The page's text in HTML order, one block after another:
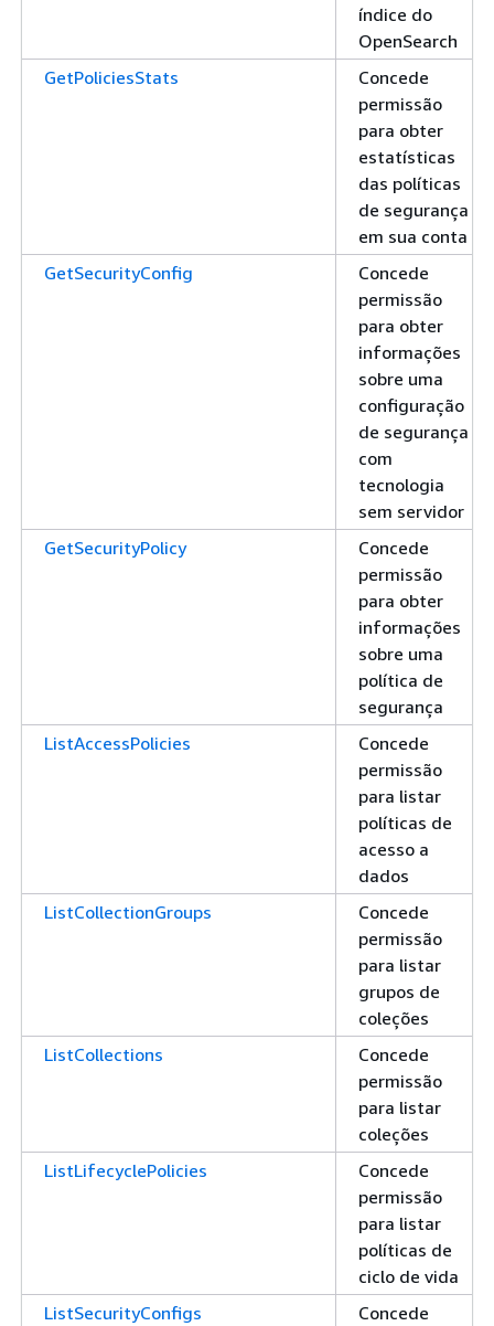
índice do
OpenSearch
GetPoliciesStats
Concede
permissão
para obter
estatísticas
das políticas
de segurança
em sua conta
GetSecurityConfig
Concede
permissão
para obter
informações
sobre uma
configuração
de segurança
com
tecnologia
sem servidor
GetSecurityPolicy
Concede
permissão
para obter
informações
sobre uma
política de
segurança
ListAccessPolicies
Concede
permissão
para listar
políticas de
acesso a
dados
ListCollectionGroups
Concede
permissão
para listar
grupos de
coleções
ListCollections
Concede
permissão
para listar
coleções
ListLifecyclePolicies
Concede
permissão
para listar
políticas de
ciclo de vida
ListSecurityConfigs
Concede